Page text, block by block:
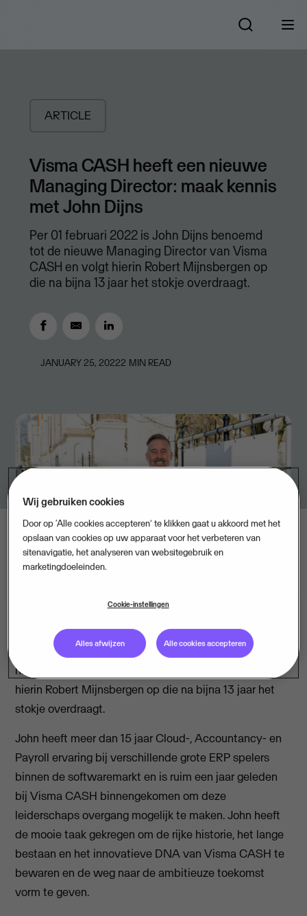
ARTICLE
Visma CASH heeft een nieuwe
Managing Director: maak kennis
met John Dijns
Per 01 februari 2022 is John Dijns benoemd
tot de nieuwe Managing Director van Visma
CASH en volgt hierin Robert Mijnsbergen op
die na bijna 13 jaar het stokje overdraagt.
JANUARY 25, 20222 MIN READ
Per 01 februari 2022 is John Dijns benoemd tot de
nieuwe Managing Director van
hierin Robert Mijnsbergen op die na bijna 13 jaar het
stokje overdraagt.
John heeft meer dan 15 jaar Cloud-, Accountancy- en
Payroll ervaring bij verschillende grote ERP spelers
binnen de softwaremarkt en is ruim een jaar geleden
bij Visma CASH binnengekomen om deze
leiderschaps overgang mogelijk te maken. John heeft
de mooie taak gekregen om de rijke historie, het lange
bestaan en het innovatieve DNA van Visma CASH te
bewaren en de weg naar de ambitieuze toekomst
vorm te geven.
Wij gebruiken cookies
Door op ‘Alle cookies accepteren’ te klikken gaat u akkoord met het
opslaan van cookies op uw apparaat voor het verbeteren van
sitenavigatie, het analyseren van websitegebruik en
marketingdoeleinden.
Cookie-instellingen
Alles afwijzen Alle cookies accepteren